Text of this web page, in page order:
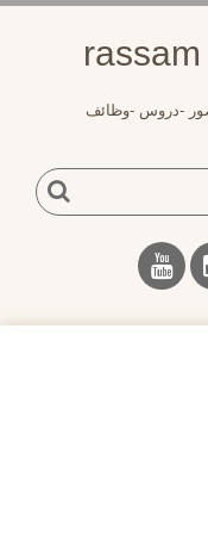
-دروس -وظائف